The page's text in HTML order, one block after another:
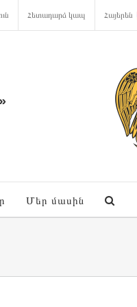
Հետադարձ կապ Հայերեն
Մեր մասին